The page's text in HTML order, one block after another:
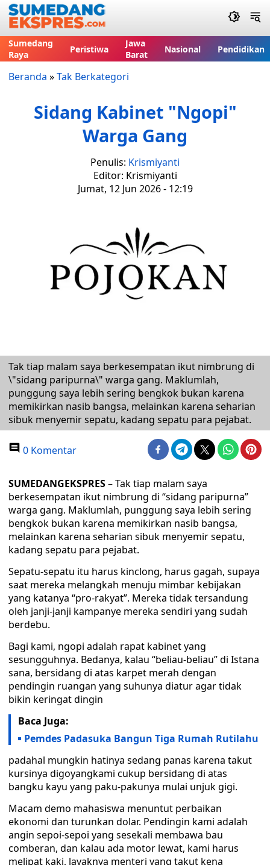
Sumedang
Raya
Peristiwa
Jawa
Barat
Nasional Pendidikan
Beranda »Tak Berkategori
Sidang Kabinet "Ngopi"
Warga Gang
Penulis: Krismiyanti
Editor: Krismiyanti
Jumat, 12 Jun 2026 - 12:19
Tak tiap malam saya berkesempatan ikut nimbrung di
\"sidang paripurna\" warga gang. Maklumlah,
punggung saya lebih sering bengkok bukan karena
memikirkan nasib bangsa, melainkan karena seharian
sibuk menyemir sepatu, kadang sepatu para pejabat.
0 Komentar
SUMEDANGEKSPRES– Tak tiap malam saya
berkesempatan ikut nimbrung di “sidang paripurna”
warga gang. Maklumlah, punggung saya lebih sering
bengkok bukan karena memikirkan nasib bangsa,
melainkan karena seharian sibuk menyemir sepatu,
kadang sepatu para pejabat.
Sepatu-sepatu itu harus kinclong, harus gagah, supaya
saat mereka melangkah menuju mimbar kebijakan
yang katanya “pro-rakyat”. Mereka tidak tersandung
oleh janji-janji kampanye mereka sendiri yang sudah
berdebu.
Bagi kami, ngopi adalah rapat kabinet yang
sesungguhnya. Bedanya, kalau “beliau-beliau” di Istana
sana, bersidang di atas karpet merah dengan
pendingin ruangan yang suhunya diatur agar tidak
bikin keringat dingin
Baca Juga:
Pemdes Padasuka Bangun Tiga Rumah Rutilahu
padahal mungkin hatinya sedang panas karena takut
kursinya digoyangkami cukup bersidang di atas
bangku kayu yang paku-pakunya mulai unjuk gigi.
Macam demo mahasiswa menuntut perbaikan
ekonomi dan turunkan dolar. Pendingin kami adalah
angin sepoi-sepoi yang sesekali membawa bau
comberan, dan kalau ada motor lewat, kami harus
melipat kaki, layaknya menteri yang takut kena